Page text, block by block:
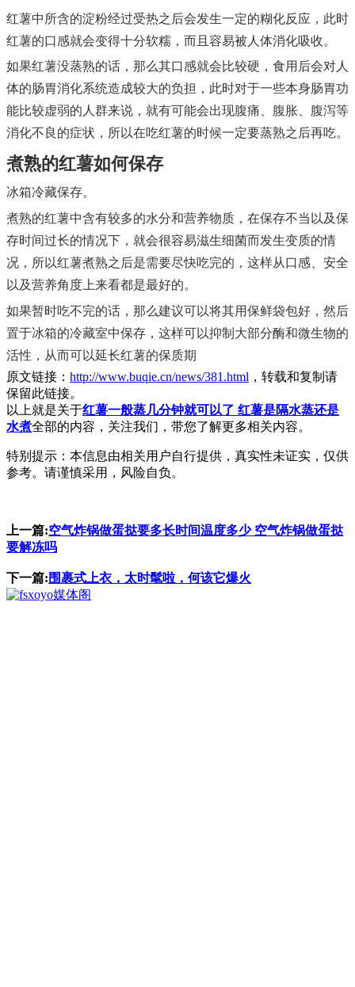
红薯中所含的淀粉经过受热之后会发生一定的糊化反应，此时
红薯的口感就会变得十分软糯，而且容易被人体消化吸收。
如果红薯没蒸熟的话，那么其口感就会比较硬，食用后会对人
体的肠胃消化系统造成较大的负担，此时对于一些本身肠胃功
能比较虚弱的人群来说，就有可能会出现腹痛、腹胀、腹泻等
消化不良的症状，所以在吃红薯的时候一定要蒸熟之后再吃。
煮熟的红薯如何保存
冰箱冷藏保存。
煮熟的红薯中含有较多的水分和营养物质，在保存不当以及保
存时间过长的情况下，就会很容易滋生细菌而发生变质的情
况，所以红薯煮熟之后是需要尽快吃完的，这样从口感、安全
以及营养角度上来看都是最好的。
如果暂时吃不完的话，那么建议可以将其用保鲜袋包好，然后
置于冰箱的冷藏室中保存，这样可以抑制大部分酶和微生物的
活性，从而可以延长红薯的保质期
原文链接： http://www.buqie.cn/news/381.html ，转载和复制请
保留此链接。
以上就是关于红薯一般蒸几分钟就可以了 红薯是隔水蒸还是
水煮全部的内容，关注我们，带您了解更多相关内容。
特别提示：本信息由相关用户自行提供，真实性未证实，仅供
参考。请谨慎采用，风险自负。
上一篇:空气炸锅做蛋挞要多长时间温度多少 空气炸锅做蛋挞
要解冻吗
下一篇: 围裹式上衣，太时髦啦，何该它爆火
媒体阁